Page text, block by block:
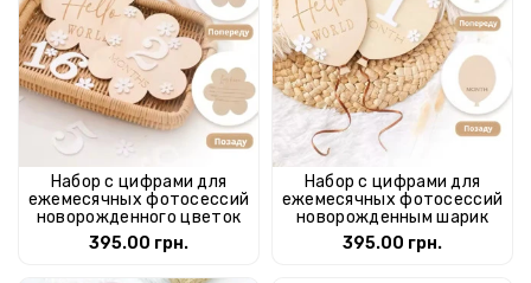
Набор с цифрами для
ежемесячных фотосессий
новорожденного цветок
395.00 грн.
Набор с цифрами для
ежемесячных фотосессий
новорожденным шарик
395.00 грн.